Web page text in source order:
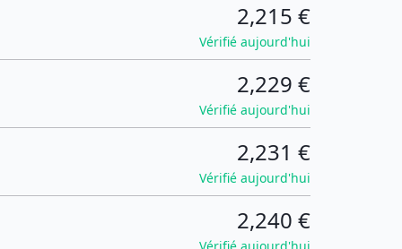
2,215 €
Vérifié aujourd'hui
2,229 €
Vérifié aujourd'hui
2,231 €
Vérifié aujourd'hui
2,240 €